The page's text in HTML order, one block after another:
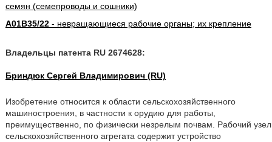
семян (семепроводы и сошники)
A01B35/22- невращающиеся рабочие органы; их крепление
Владельцы патента RU 2674628:
Бриндюк Сергей Владимирович (RU)
Изобретение относится к области сельскохозяйственного
машиностроения, в частности к орудию для работы,
преимущественно, по физически незрелым почвам. Рабочий узел
сельскохозяйственного агрегата содержит устройство